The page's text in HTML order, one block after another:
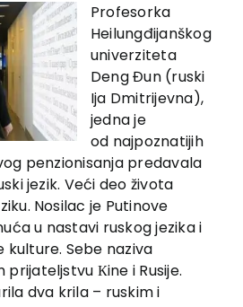
Profesorka
Heilungđijanškog
univerziteta
Deng Đun (ruski
Ija Dmitrijevna),
jedna je
od najpoznatijih
penzionisanja predavala
jezik. Veći deo života
Nosilac je Putinove
u nastavi ruskog jezika i
kulture. Sebe naziva
prijateljstvu Кine i Rusije.
dva krila – ruskim i